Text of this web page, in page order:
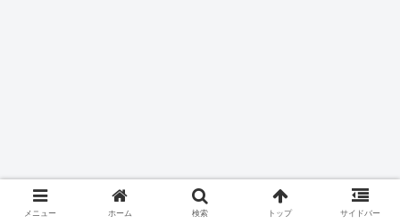
メニュー ホーム 検索 トップ サイドバー